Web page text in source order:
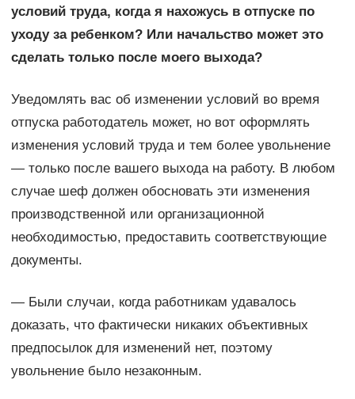
условий труда, когда я нахожусь в отпуске по
уходу за ребенком? Или начальство может это
сделать только после моего выхода?
Уведомлять вас об изменении условий во время
отпуска работодатель может, но вот оформлять
изменения условий труда и тем более увольнение
— только после вашего выхода на работу. В любом
случае шеф должен обосновать эти изменения
производственной или организационной
необходимостью, предоставить соответствующие
документы.
— Были случаи, когда работникам удавалось
доказать, что фактически никаких объективных
предпосылок для изменений нет, поэтому
увольнение было незаконным.